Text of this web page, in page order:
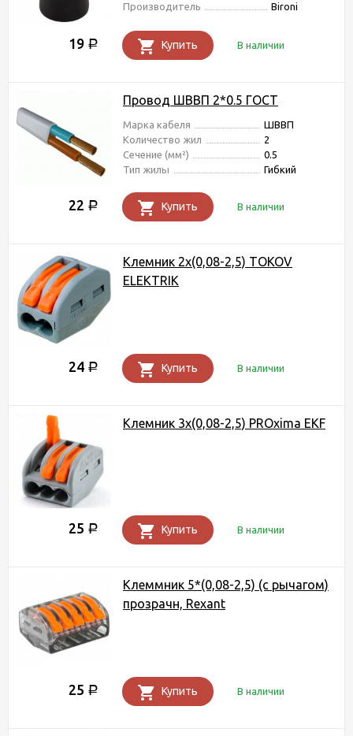
Производитель Bironi
19 Р Купить В наличии
Провод ШВВП 2*0.5 ГОСТ
Марка кабеля
ШВВП
Количество жил
2
Сечение (мм²)
0.5
Тип жилы
Гибкий
22 Р Купить В наличии
Клемник 2x(0,08-2,5) ТОКОV
ELEKTRIK
24 Р Купить В наличии
Клемник 3x(0,08-2,5) PROxima EKF
25 Р Купить В наличии
Клеммник 5*(0,08-2,5) (с рычагом)
прозрачн, Rexant
25 Р Купить В наличии